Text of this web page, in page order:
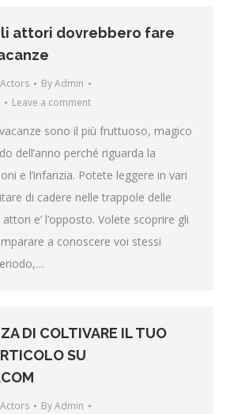
attori dovrebbero fare
ByAdmin
Leave a comment
sono il più fruttuoso, magico
dell’anno perché riguarda la
e l’infanzia. Potete leggere in vari
di cadere nelle trappole delle
e’ l’opposto. Volete scoprire gli
a conoscere voi stessi
DI COLTIVARE IL TUO
SU
ByAdmin